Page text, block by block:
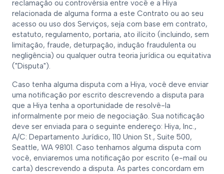
reclamação ou controvérsia entre você e a Hiya
relacionada de alguma forma a este Contrato ou ao seu
acesso ou uso dos Serviços, seja com base em contrato,
estatuto, regulamento, portaria, ato ilícito (incluindo, sem
limitação, fraude, deturpação, indução fraudulenta ou
negligência) ou qualquer outra teoria jurídica ou equitativa
("Disputa").
Caso tenha alguma disputa com a Hiya, você deve enviar
uma notificação por escrito descrevendo a disputa para
que a Hiya tenha a oportunidade de resolvê-la
informalmente por meio de negociação. Sua notificação
deve ser enviada para o seguinte endereço: Hiya, Inc.,
A/C: Departamento Jurídico, 110 Union St., Suite 500,
Seattle, WA 98101. Caso tenhamos alguma disputa com
você, enviaremos uma notificação por escrito (e-mail ou
carta) descrevendo a disputa. As partes concordam em